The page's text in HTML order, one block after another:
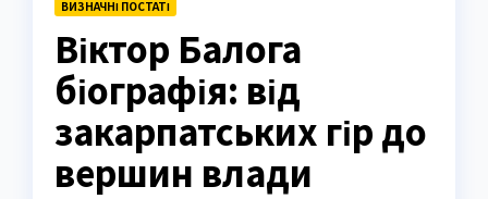
ВИЗНАЧНІ ПОСТАТІ
Віктор Балога
біографія: від
закарпатських гір до
вершин влади